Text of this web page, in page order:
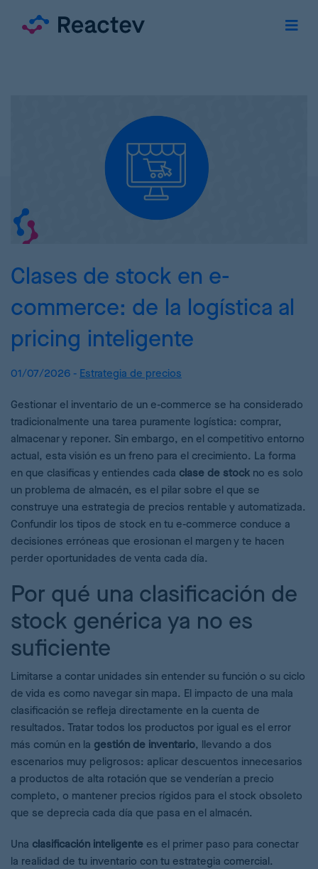
Clases de stock en e-
commerce: de la logística al
pricing inteligente
01/07/2026 - Estrategia de precios
Gestionar el inventario de un e-commerce se ha considerado
tradicionalmente una tarea puramente logística: comprar,
almacenar y reponer. Sin embargo, en el competitivo entorno
actual, esta visión es un freno para el crecimiento. La forma
en que clasificas y entiendes cada clase de stock no es solo
un problema de almacén, es el pilar sobre el que se
construye una estrategia de precios rentable y automatizada.
Confundir los tipos de stock en tu e-commerce conduce a
decisiones erróneas que erosionan el margen y te hacen
perder oportunidades de venta cada día.
Por qué una clasificación de
stock genérica ya no es
suficiente
Limitarse a contar unidades sin entender su función o su ciclo
de vida es como navegar sin mapa. El impacto de una mala
clasificación se refleja directamente en la cuenta de
resultados. Tratar todos los productos por igual es el error
más común en la gestión de inventario, llevando a dos
escenarios muy peligrosos: aplicar descuentos innecesarios
a productos de alta rotación que se venderían a precio
completo, o mantener precios rígidos para el stock obsoleto
que se deprecia cada día que pasa en el almacén.
Una clasificación inteligente es el primer paso para conectar
la realidad de tu inventario con tu estrategia comercial.